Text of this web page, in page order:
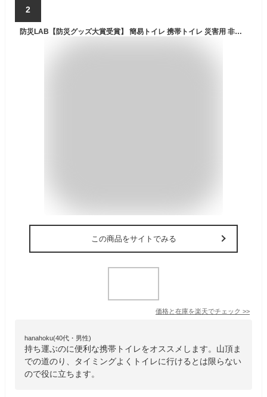
2
防災LAB【防災グッズ大賞受賞】 簡易トイレ 携帯トイレ 災害用 非常用トイレ 防災トイレ 個包装 防災グッズ 100回分
この商品をサイトでみる
価格と在庫を楽天でチェック >>
hanahoku(40代・男性)
持ち運ぶのに便利な携帯トイレをオススメします。山頂ま
での道のり、タイミングよくトイレに行けるとは限らない
ので役に立ちます。